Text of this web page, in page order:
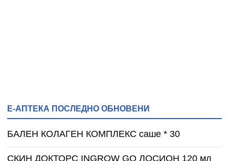
Е-АПТЕКА ПОСЛЕДНО ОБНОВЕНИ
БАЛЕН КОЛАГЕН КОМПЛЕКС саше * 30
СКИН ДОКТОРС INGROW GO ЛОСИОН 120 мл